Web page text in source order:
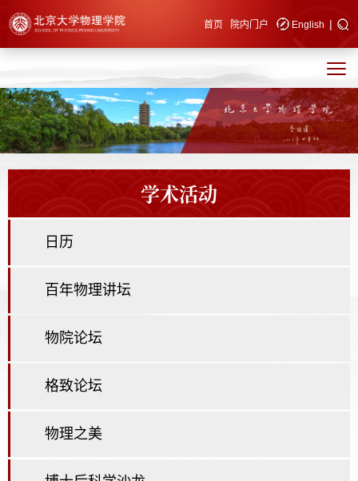
快速导航 首页 院内门户 English |
学术活动
日历
百年物理讲坛
物院论坛
格致论坛
物理之美